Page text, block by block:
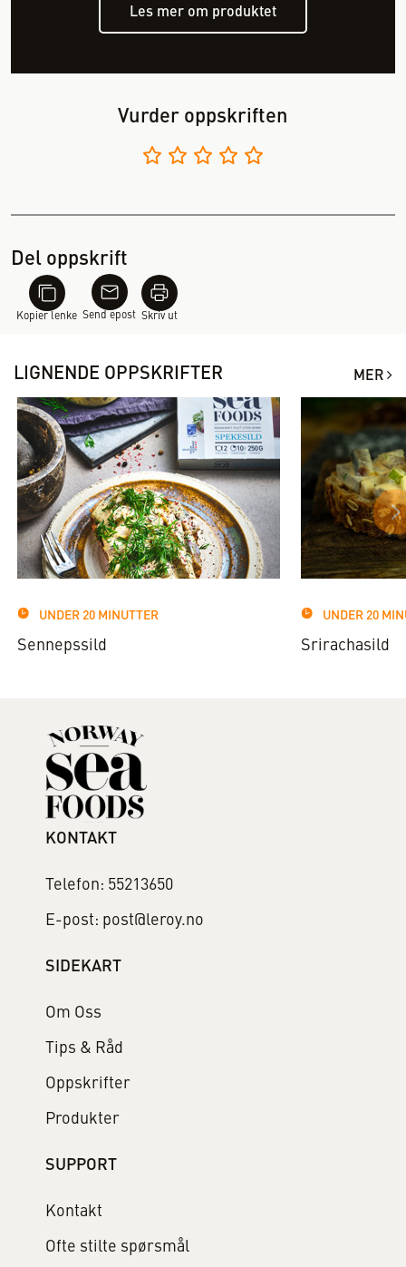
Les mer om produktet
Vurder oppskriften
Del oppskrift
Kopier lenke Send epost Skriv ut
LIGNENDE OPPSKRIFTER MER
UNDER 20 MINUTTER
Sennepssild
UNDER 20
Srirachasild
KONTAKT
Telefon: 55213650
E-post: post@leroy.no
SIDEKART
Om Oss
Tips & Råd
Oppskrifter
Produkter
SUPPORT
Kontakt
Ofte stilte spørsmål